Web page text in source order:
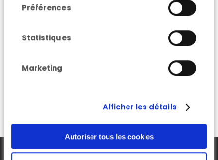
que vous leur avez fournies ou qu'ils ont
collectées lors de votre utilisation de leurs
Préférences
Statistiques
Marketing
Afficher les détails
Autoriser tous les cookies